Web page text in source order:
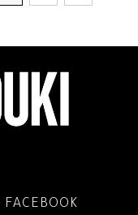
FACEBOOK